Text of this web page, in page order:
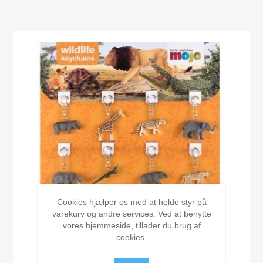
Cookies hjælper os med at holde styr på
varekurv og andre services. Ved at benytte
vores hjemmeside, tillader du brug af
cookies.